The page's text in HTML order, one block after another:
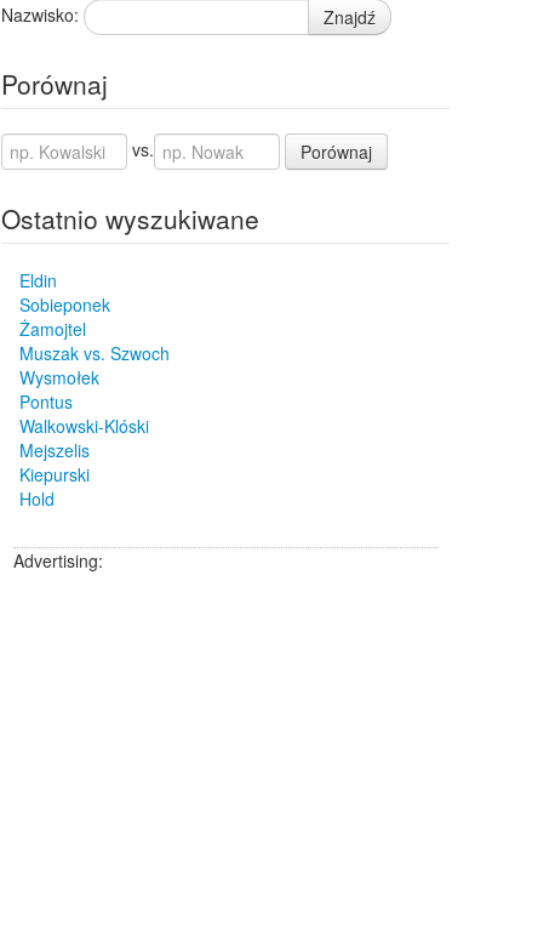
Nazwisko: Znajdź
Porównaj
vs. Porównaj
Ostatnio wyszukiwane
Eldin
Sobieponek
Żamojtel
Muszak vs. Szwoch
Wysmołek
Pontus
Walkowski-Klóski
Mejszelis
Kiepurski
Hold
Advertising: